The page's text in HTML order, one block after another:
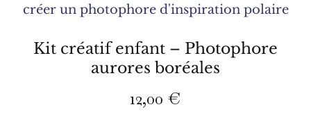
à
plusieurs
Les
options
être
Kit créatif enfant – Photophore
aurores boréales
12,00 €